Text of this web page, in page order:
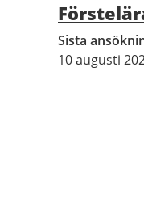
Sista
10 augusti